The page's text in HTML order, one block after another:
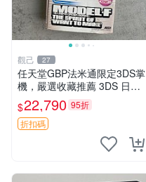
觀己 27
任天堂GBP法米通限定3DS掌
機，嚴選收藏推薦 3DS 日版
法米通 任天堂 GBP
$22,790 95折
折扣碼